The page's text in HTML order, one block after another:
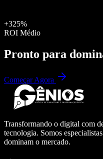
+325%
ROI Médio
Pronto para
Começar Agora
Transformando o digital com
tecnologia. Somos
dominam o mercado.